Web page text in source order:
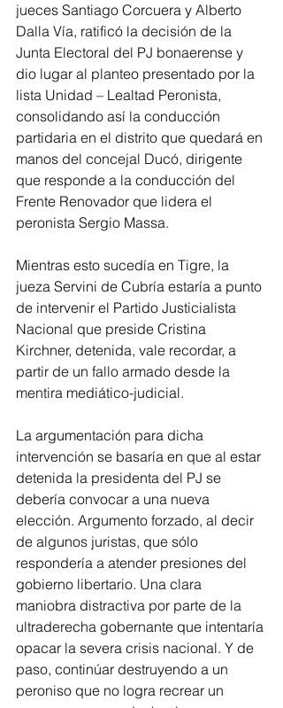
jueces Santiago Corcuera y Alberto
Dalla Vía, ratificó la decisión de la
Junta Electoral del PJ bonaerense y
dio lugar al planteo presentado por la
lista Unidad – Lealtad Peronista,
consolidando así la conducción
partidaria en el distrito que quedará en
manos del concejal Ducó, dirigente
que responde a la conducción del
Frente Renovador que lidera el
peronista Sergio Massa.
Mientras esto sucedía en Tigre, la
jueza Servini de Cubría estaría a punto
de intervenir el Partido Justicialista
Nacional que preside Cristina
Kirchner, detenida, vale recordar, a
partir de un fallo armado desde la
mentira mediático-judicial.
La argumentación para dicha
intervención se basaría en que al estar
detenida la presidenta del PJ se
debería convocar a una nueva
elección. Argumento forzado, al decir
de algunos juristas, que sólo
respondería a atender presiones del
gobierno libertario. Una clara
maniobra distractiva por parte de la
ultraderecha gobernante que intentaría
opacar la severa crisis nacional. Y de
paso, continúar destruyendo a un
peroniso que no logra recrear un